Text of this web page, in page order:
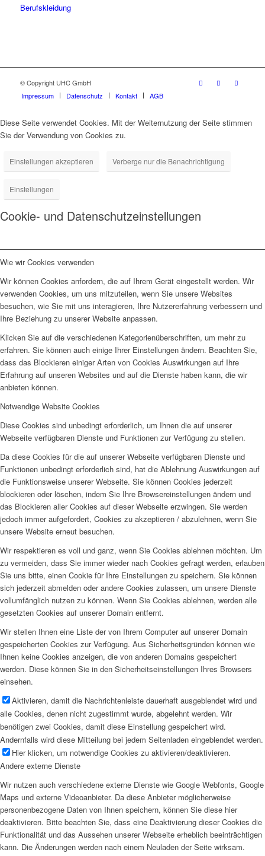
© Copyright UHC GmbH
Impressum
Datenschutz Kontakt AGB
Diese Seite verwendet Cookies. Mit der Weiternutzung der Seite stimmen
Sie der Verwendung von Cookies zu.
Einstellungen akzeptieren Verberge nur die Benachrichtigung
Einstellungen
Cookie- und Datenschutzeinstellungen
Wie wir Cookies verwenden
Wir können Cookies anfordern, die auf Ihrem Gerät eingestellt werden. Wir
verwenden Cookies, um uns mitzuteilen, wenn Sie unsere Websites
besuchen, wie Sie mit uns interagieren, Ihre Nutzererfahrung verbessern und
Ihre Beziehung zu unserer Website anpassen.
Klicken Sie auf die verschiedenen Kategorienüberschriften, um mehr zu
erfahren. Sie können auch einige Ihrer Einstellungen ändern. Beachten Sie,
dass das Blockieren einiger Arten von Cookies Auswirkungen auf Ihre
Erfahrung auf unseren Websites und auf die Dienste haben kann, die wir
anbieten können.
Notwendige Website Cookies
Diese Cookies sind unbedingt erforderlich, um Ihnen die auf unserer
Webseite verfügbaren Dienste und Funktionen zur Verfügung zu stellen.
Da diese Cookies für die auf unserer Webseite verfügbaren Dienste und
Funktionen unbedingt erforderlich sind, hat die Ablehnung Auswirkungen auf
die Funktionsweise unserer Webseite. Sie können Cookies jederzeit
blockieren oder löschen, indem Sie Ihre Browsereinstellungen ändern und
das Blockieren aller Cookies auf dieser Webseite erzwingen. Sie werden
jedoch immer aufgefordert, Cookies zu akzeptieren / abzulehnen, wenn Sie
unsere Website erneut besuchen.
Wir respektieren es voll und ganz, wenn Sie Cookies ablehnen möchten. Um
zu vermeiden, dass Sie immer wieder nach Cookies gefragt werden, erlauben
Sie uns bitte, einen Cookie für Ihre Einstellungen zu speichern. Sie können
sich jederzeit abmelden oder andere Cookies zulassen, um unsere Dienste
vollumfänglich nutzen zu können. Wenn Sie Cookies ablehnen, werden alle
gesetzten Cookies auf unserer Domain entfernt.
Wir stellen Ihnen eine Liste der von Ihrem Computer auf unserer Domain
gespeicherten Cookies zur Verfügung. Aus Sicherheitsgründen können wie
Ihnen keine Cookies anzeigen, die von anderen Domains gespeichert
werden. Diese können Sie in den Sicherheitseinstellungen Ihres Browsers
einsehen.
Aktivieren, damit die Nachrichtenleiste dauerhaft ausgeblendet wird und
alle Cookies, denen nicht zugestimmt wurde, abgelehnt werden. Wir
benötigen zwei Cookies, damit diese Einstellung gespeichert wird.
Andernfalls wird diese Mitteilung bei jedem Seitenladen eingeblendet werden.
Hier klicken, um notwendige Cookies zu aktivieren/deaktivieren.
Andere externe Dienste
Wir nutzen auch verschiedene externe Dienste wie Google Webfonts, Google
Maps und externe Videoanbieter. Da diese Anbieter möglicherweise
personenbezogene Daten von Ihnen speichern, können Sie diese hier
deaktivieren. Bitte beachten Sie, dass eine Deaktivierung dieser Cookies die
Funktionalität und das Aussehen unserer Webseite erheblich beeinträchtigen
kann. Die Änderungen werden nach einem Neuladen der Seite wirksam.